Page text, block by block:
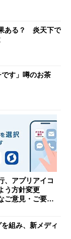
ある？ 炎天下で
す」噂のお茶
、アプリアイコ
う方針変更
ご意見・ご要望
組み、新メディ